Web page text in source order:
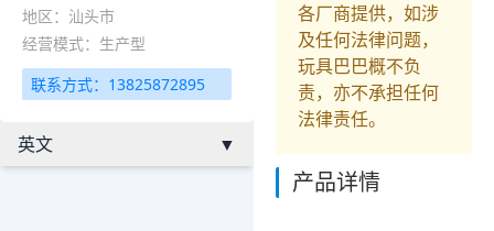
地区：汕头市
经营模式：生产型
联系方式：13825872895
英文 ▼
各厂商提供，如涉
及任何法律问题，
玩具巴巴概不负
责，亦不承担任何
法律责任。
产品详情